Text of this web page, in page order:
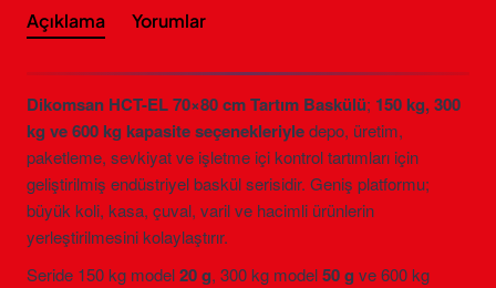
Açıklama Yorumlar
Dikomsan HCT-EL 70×80 cm Tartım Baskülü; 150 kg, 300
kg ve 600 kg kapasite seçenekleriyledepo, üretim,
paketleme, sevkiyat ve işletme içi kontrol tartımları için
geliştirilmiş endüstriyel baskül serisidir. Geniş platformu;
büyük koli, kasa, çuval, varil ve hacimli ürünlerin
yerleştirilmesini kolaylaştırır.
Seride 150 kg model20 g, 300 kg model50 g ve 600 kg